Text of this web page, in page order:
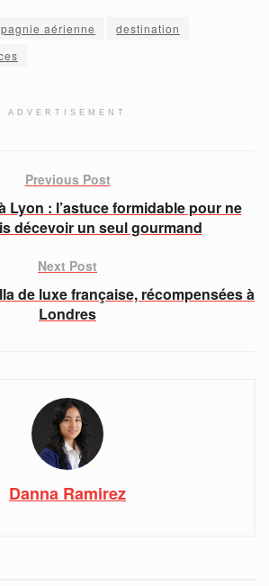
aérienne
destination
ADVERTISEMENT
Previous Post
Lyon : l’astuce formidable pour ne
décevoir un seul gourmand
Next Post
de luxe française, récompensées à
Londres
Danna Ramirez